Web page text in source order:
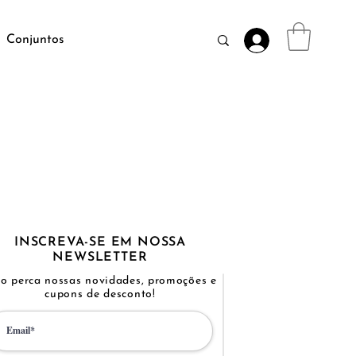
Conjuntos
INSCREVA-SE EM NOSSA
NEWSLETTER
perca nossas novidades, promoções e
cupons de desconto!